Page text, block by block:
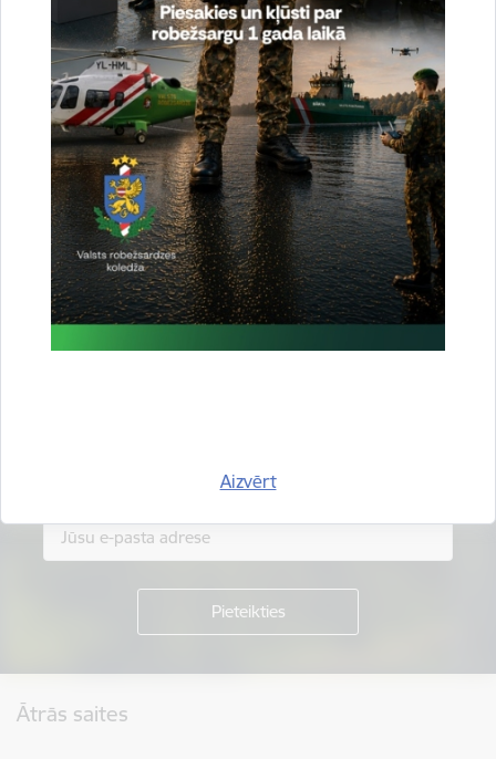
Aizvērt
Vai šī informācija bija noderīga?
Sniegt atsauksmi
Piesakies jaunumu saņemšanai savā e-pastā.
Ātrās saites